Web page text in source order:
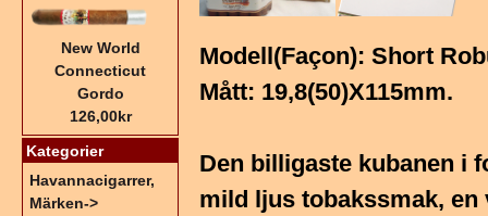
Modell(Façon): Short
Mått: 19,8(50)X115mm.
Den billigaste kubanen i
mild ljus tobakssmak,
New World
Connecticut
Gordo
126,00kr
Kategorier
Havannacigarrer,
Märken->